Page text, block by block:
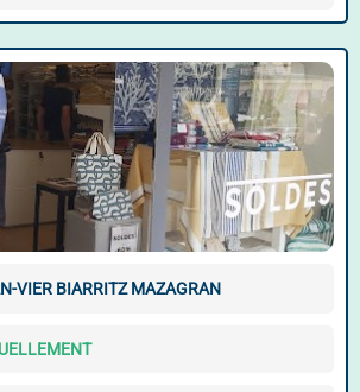
VIER BIARRITZ MAZAGRAN